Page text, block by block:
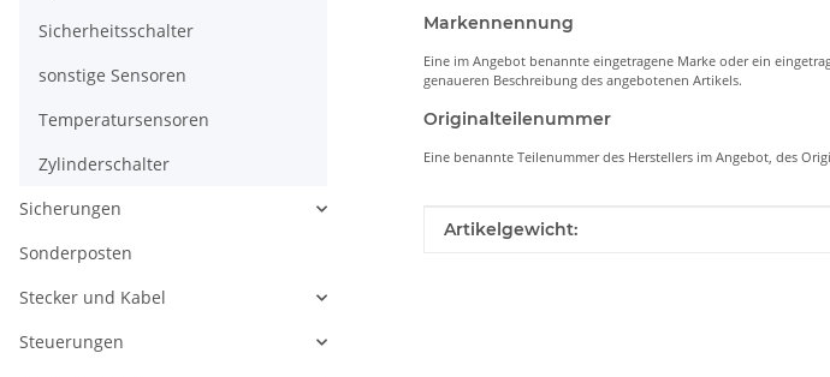
Markennennung
Eine im Angebot benannte eingetragene Marke oder ein
genaueren Beschreibung des angebotenen Artikels.
Originalteilenummer
Eine benannte Teilenummer des Herstellers im Angebot, des
Produkteigenschaft
Wert
Artikelgewicht:
Sicherheitsschalter
sonstige Sensoren
Temperatursensoren
Zylinderschalter
Sicherungen
Sonderposten
Stecker und Kabel
Steuerungen